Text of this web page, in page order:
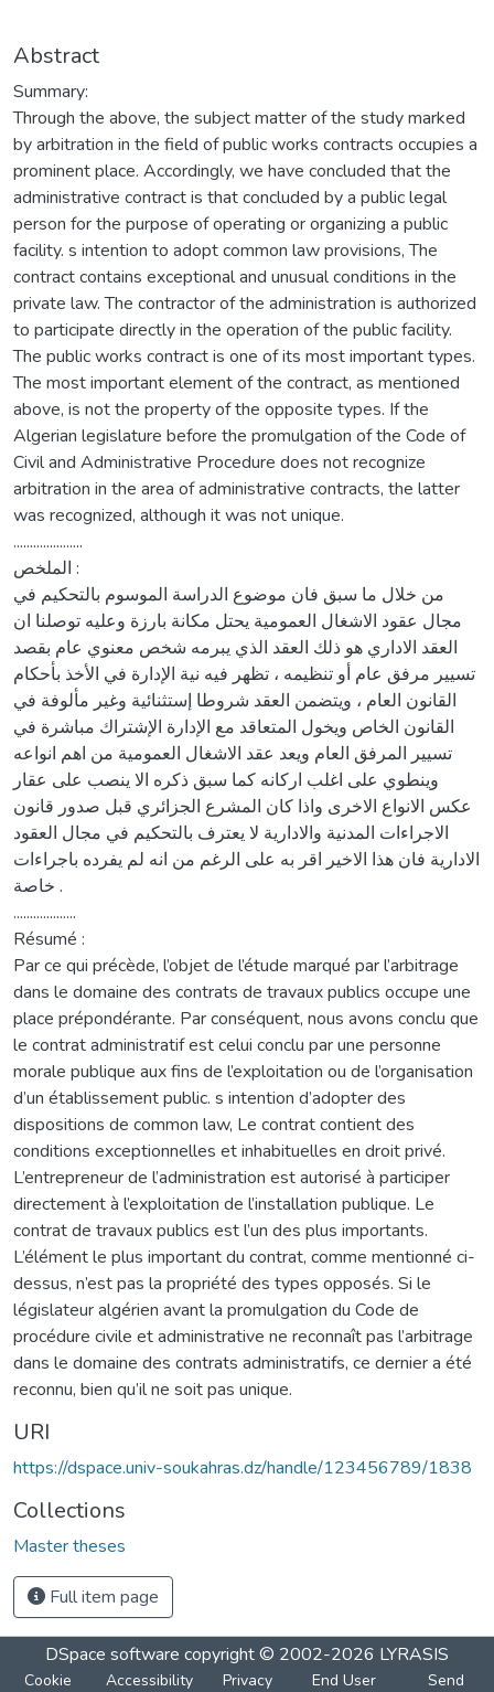
Abstract
Summary:
Through the above, the subject matter of the study marked
by arbitration in the field of public works contracts occupies a
prominent place. Accordingly, we have concluded that the
administrative contract is that concluded by a public legal
person for the purpose of operating or organizing a public
facility. s intention to adopt common law provisions, The
contract contains exceptional and unusual conditions in the
private law. The contractor of the administration is authorized
to participate directly in the operation of the public facility.
The public works contract is one of its most important types.
The most important element of the contract, as mentioned
above, is not the property of the opposite types. If the
Algerian legislature before the promulgation of the Code of
Civil and Administrative Procedure does not recognize
arbitration in the area of administrative contracts, the latter
was recognized, although it was not unique.
.....................
الملخص :
من خلال ما سبق فان موضوع الدراسة الموسوم بالتحكيم في
مجال عقود الاشغال العمومية يحتل مكانة بارزة وعليه توصلنا ان
العقد الاداري هو ذلك العقد الذي يبرمه شخص معنوي عام بقصد
تسيير مرفق عام أو تنظيمه ، تظهر فيه نية الإدارة في الأخذ بأحكام
القانون العام ، ويتضمن العقد شروطا إستثنائية وغير مألوفة في
القانون الخاص ويخول المتعاقد مع الإدارة الإشتراك مباشرة في
تسيير المرفق العام ويعد عقد الاشغال العمومية من اهم انواعه
وينطوي على اغلب اركانه كما سبق ذكره الا ينصب على عقار
عكس الانواع الاخرى واذا كان المشرع الجزائري قبل صدور قانون
الاجراءات المدنية والادارية لا يعترف بالتحكيم في مجال العقود
الادارية فان هذا الاخير اقر به على الرغم من انه لم يفرده باجراءات
خاصة .
...................
Résumé :
Par ce qui précède, l’objet de l’étude marqué par l’arbitrage
dans le domaine des contrats de travaux publics occupe une
place prépondérante. Par conséquent, nous avons conclu que
le contrat administratif est celui conclu par une personne
morale publique aux fins de l’exploitation ou de l’organisation
d’un établissement public. s intention d’adopter des
dispositions de common law, Le contrat contient des
conditions exceptionnelles et inhabituelles en droit privé.
L’entrepreneur de l’administration est autorisé à participer
directement à l’exploitation de l’installation publique. Le
contrat de travaux publics est l’un des plus importants.
L’élément le plus important du contrat, comme mentionné ci-
dessus, n’est pas la propriété des types opposés. Si le
législateur algérien avant la promulgation du Code de
procédure civile et administrative ne reconnaît pas l’arbitrage
dans le domaine des contrats administratifs, ce dernier a été
reconnu, bien qu’il ne soit pas unique.
URI
https://dspace.univ-soukahras.dz/handle/123456789/1838
Collections
Master theses
Full item page
DSpace software copyright © 2002-2026 LYRASIS
Cookie Accessibility Privacy End User Send